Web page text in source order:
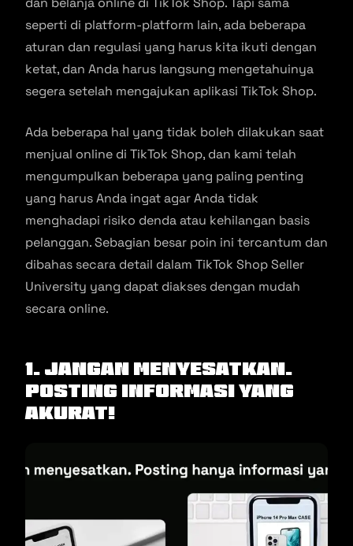
seperti di platform-platform lain, ada beberapa
aturan dan regulasi yang harus kita ikuti dengan
ketat, dan Anda harus langsung mengetahuinya
segera setelah mengajukan aplikasi TikTok Shop.
Ada beberapa hal yang tidak boleh dilakukan saat
menjual online di TikTok Shop, dan kami telah
mengumpulkan beberapa yang paling penting
yang harus Anda ingat agar Anda tidak
menghadapi risiko denda atau kehilangan basis
pelanggan. Sebagian besar poin ini tercantum dan
dibahas secara detail dalam TikTok Shop Seller
University yang dapat diakses dengan mudah
secara online.
1. Jangan Menyesatkan.
Posting Informasi yang
Akurat!